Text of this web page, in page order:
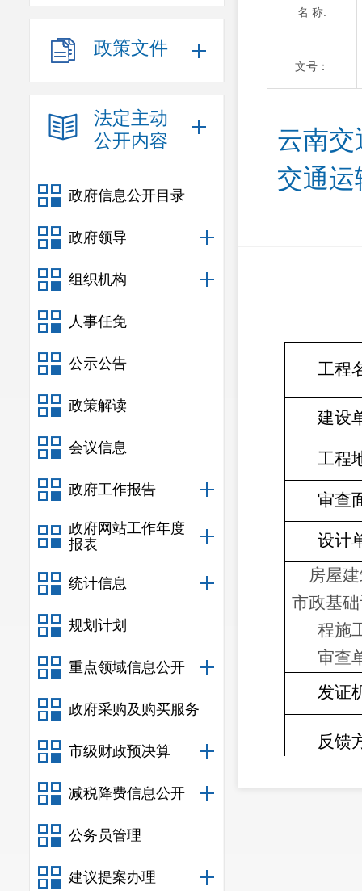
政策文件
法定主动
公开内容
政府信息公开目录
政府领导
组织机构
人事任免
公示公告
政策解读
会议信息
政府工作报告
政府网站工作年度
报表
统计信息
规划计划
重点领域信息公开
政府采购及购买服务
市级财政预决算
减税降费信息公开
公务员管理
建议提案办理
名 称:
文号：
云南
交通
工程
建设
工程
审查
设计
房屋
市政基
程施
审查
发证
反馈
备